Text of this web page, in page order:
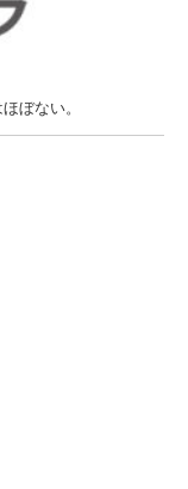
ぼない。